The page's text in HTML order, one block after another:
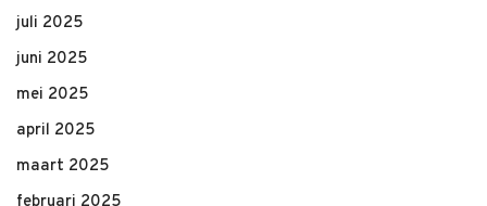
juli 2025
juni 2025
mei 2025
april 2025
maart 2025